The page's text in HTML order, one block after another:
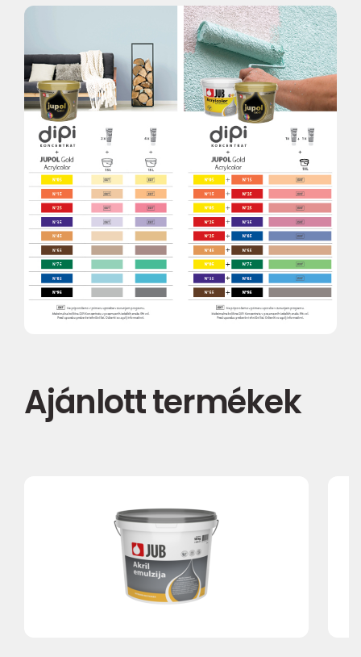
Ajánlott termékek